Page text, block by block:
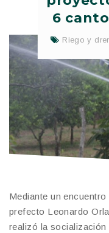
6
Riego y
Mediante un
prefecto Leonardo
realizó la